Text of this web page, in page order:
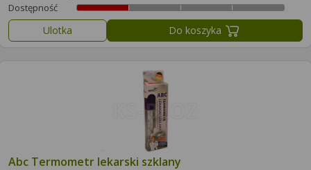
Dostępność
Ulotka Do koszyka
Abc Termometr lekarski szklany